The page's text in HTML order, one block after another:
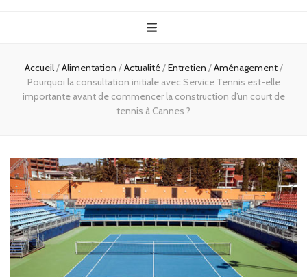
Accueil/Alimentation /Actualité/Entretien /Aménagement/
Pourquoi la consultation initiale avec Service Tennis est-elle
importante avant de commencer la construction d’un court de
tennis à Cannes ?